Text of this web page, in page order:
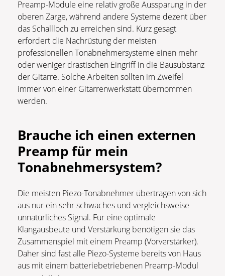
Preamp-Module eine relativ große Aussparung in der
oberen Zarge, während andere Systeme dezent über
das Schallloch zu erreichen sind. Kurz gesagt
erfordert die Nachrüstung der meisten
professionellen Tonabnehmersysteme einen mehr
oder weniger drastischen Eingriff in die Bausubstanz
der Gitarre. Solche Arbeiten sollten im Zweifel
immer von einer Gitarrenwerkstatt übernommen
werden.
Brauche ich einen externen
Preamp für mein
Tonabnehmersystem?
Die meisten Piezo-Tonabnehmer übertragen von sich
aus nur ein sehr schwaches und vergleichsweise
unnatürliches Signal. Für eine optimale
Klangausbeute und Verstärkung benötigen sie das
Zusammenspiel mit einem Preamp (Vorverstärker).
Daher sind fast alle Piezo-Systeme bereits von Haus
aus mit einem batteriebetriebenen Preamp-Modul